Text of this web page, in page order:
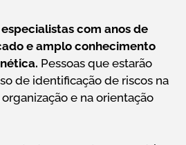
com anos de
e amplo conhecimento
Pessoas que estarão
de identificação de riscos na
e na orientação